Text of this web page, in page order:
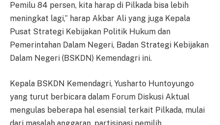
Pemilu 84 persen, kita harap di Pilkada bisa lebih
meningkat lagi,” harap Akbar Ali yang juga Kepala
Pusat Strategi Kebijakan Politik Hukum dan
Pemerintahan Dalam Negeri, Badan Strategi Kebijakan
Dalam Negeri (BSKDN) Kemendagri ini.
Kepala BSKDN Kemendagri, Yusharto Huntoyungo
yang turut berbicara dalam Forum Diskusi Aktual
mengulas beberapa hal esensial terkait Pilkada, mulai